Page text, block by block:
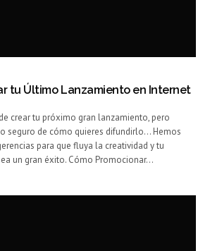
tu Último Lanzamiento en Internet
crear tu próximo gran lanzamiento, pero
seguro de cómo quieres difundirlo… Hemos
para que fluya la creatividad y tu
un gran éxito. Cómo Promocionar…